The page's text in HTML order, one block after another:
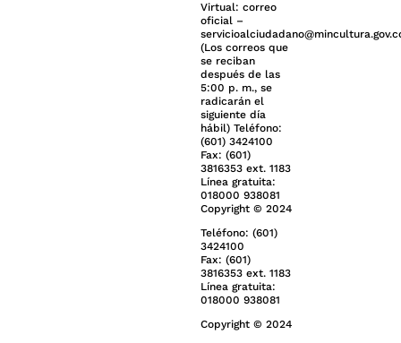
Virtual: correo
oficial –
(Los correos que
se reciban
después de las
5:00 p. m., se
radicarán el
siguiente día
hábil) Teléfono:
(601) 3424100
Fax: (601)
3816353 ext. 1183
Línea gratuita:
018000 938081
Copyright © 2024
Teléfono: (601)
3424100
Fax: (601)
3816353 ext. 1183
Línea gratuita:
018000 938081
Copyright © 2024